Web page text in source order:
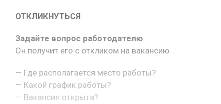
ОТКЛИКНУТЬСЯ
Задайте вопрос работодателю
Он получит его с откликом на вакансию
— Где располагается место работы?
— Какой график работы?
— Вакансия открыта?